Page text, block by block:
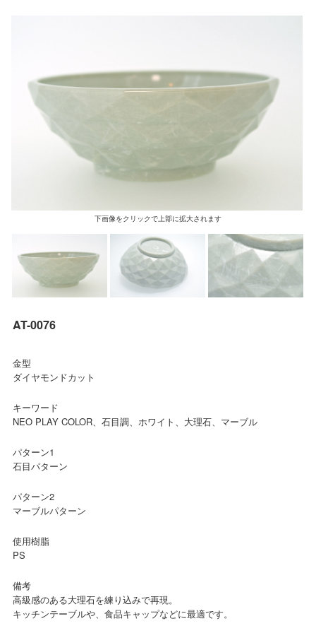
下画像をクリックで上部に拡大されます
AT-0076
金型
ダイヤモンドカット
キーワード
NEO PLAY COLOR、石目調、ホワイト、大理石、マーブル
パターン1
石目パターン
パターン2
マーブルパターン
使用樹脂
PS
備考
高級感のある大理石を練り込みで再現。
キッチンテーブルや、食品キャップなどに最適です。